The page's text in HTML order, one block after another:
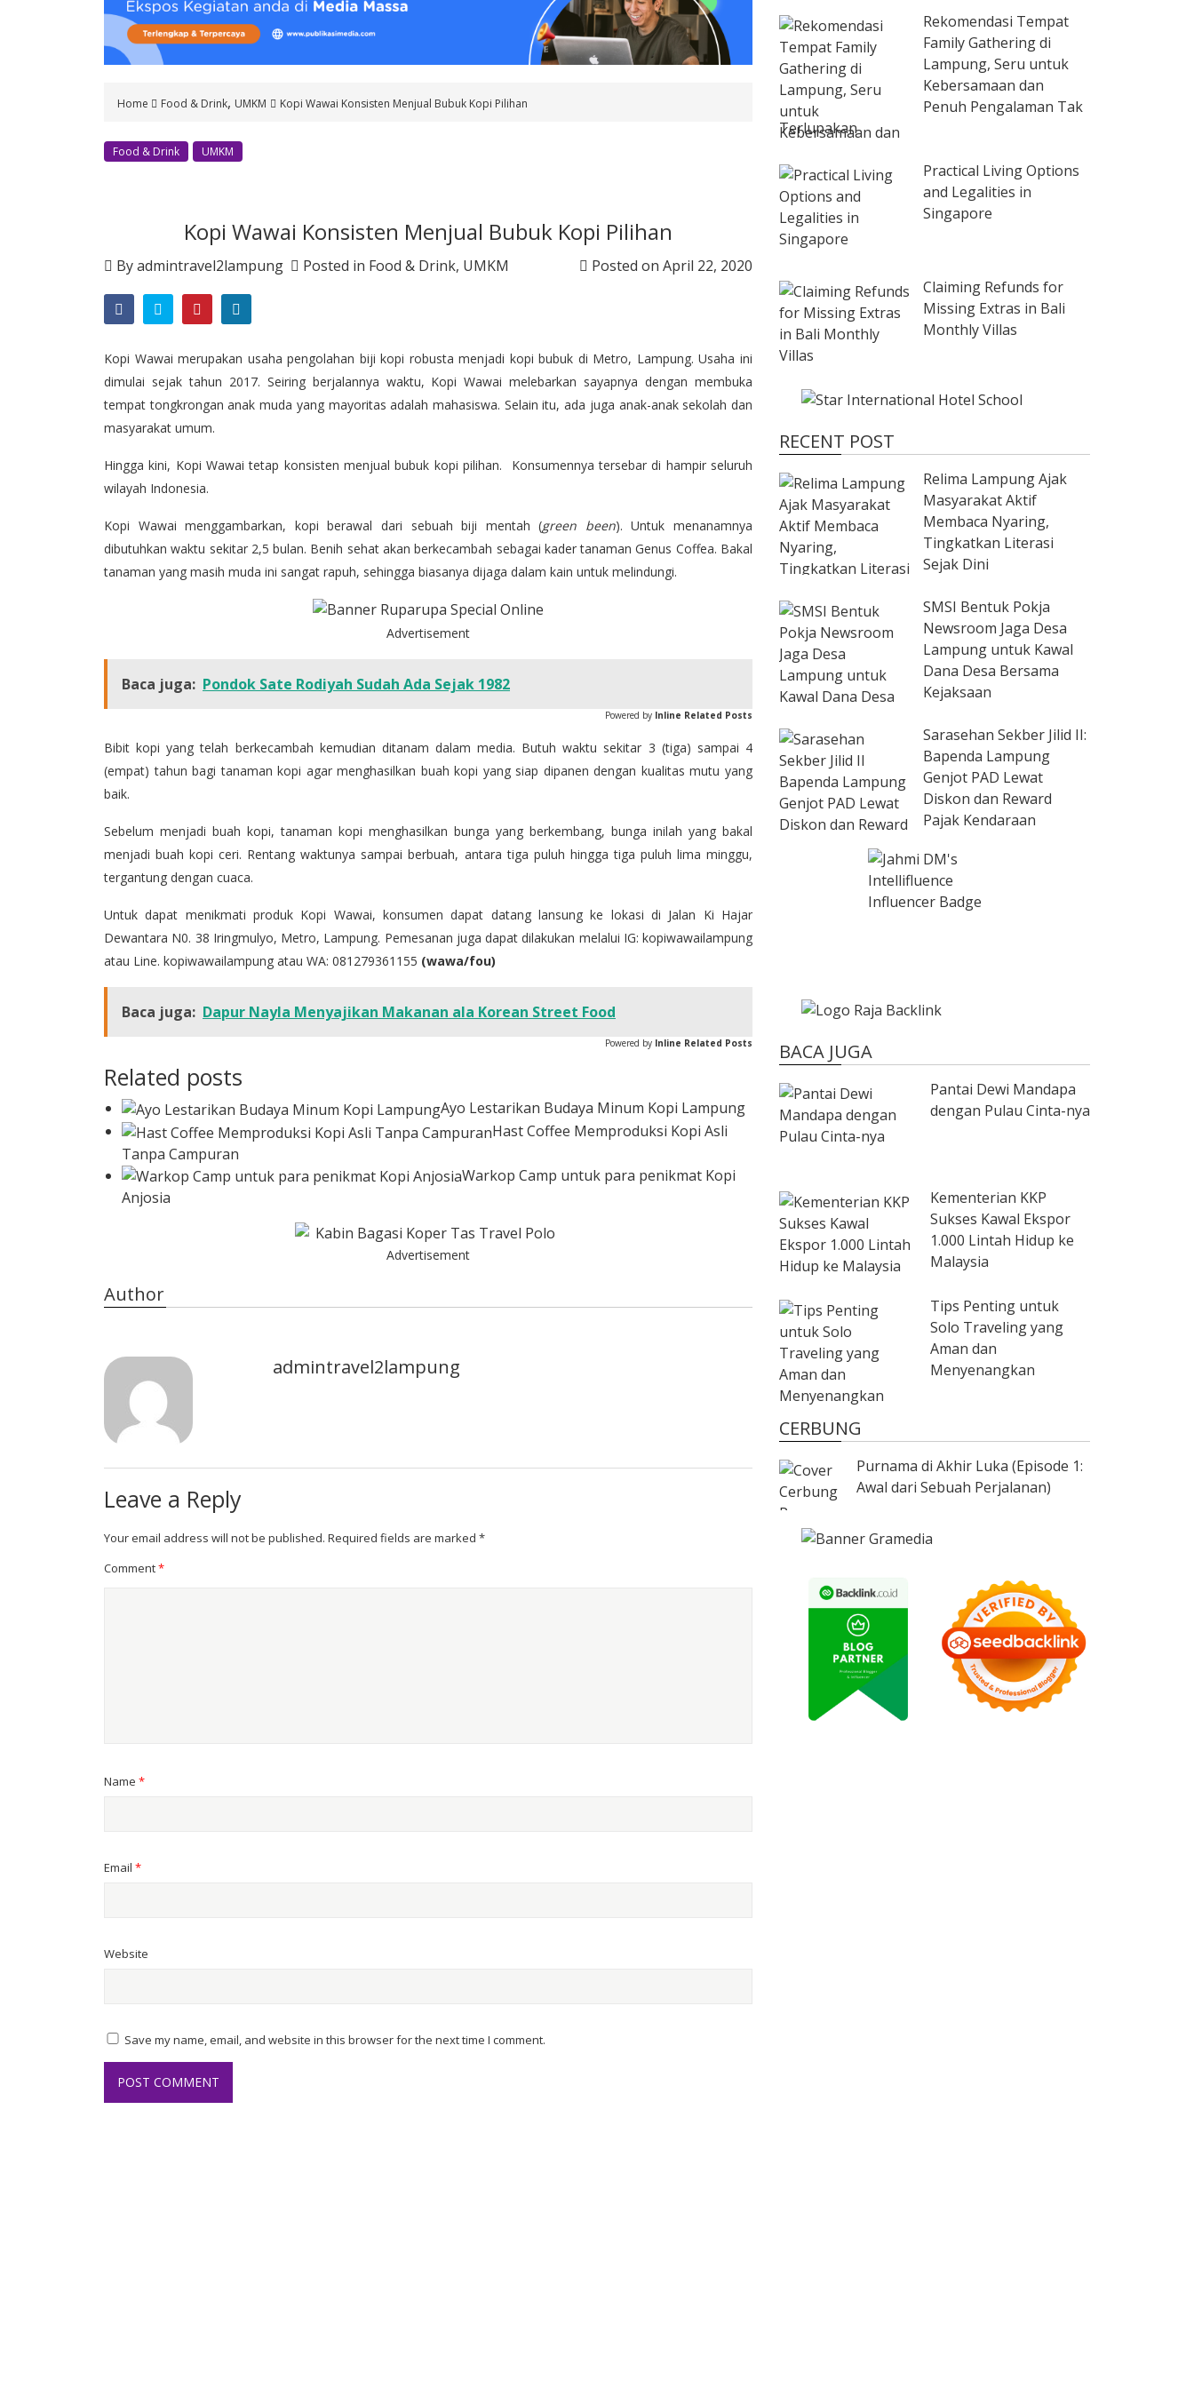
Home Food & Drink, UMKM Kopi Wawai Konsisten Menjual Bubuk Kopi Pilihan
Food & Drink UMKM
Kopi Wawai Konsisten Menjual Bubuk Kopi Pilihan
Byadmintravel2lampung Posted in Food & Drink, UMKM Posted on April 22, 2020
Kopi Wawai merupakan usaha pengolahan biji kopi robusta menjadi kopi bubuk di Metro, Lampung. Usaha ini
dimulai sejak tahun 2017. Seiring berjalannya waktu, Kopi Wawai melebarkan sayapnya dengan membuka
tempat tongkrongan anak muda yang mayoritas adalah mahasiswa. Selain itu, ada juga anak-anak sekolah dan
masyarakat umum.
Hingga kini, Kopi Wawai tetap konsisten menjual bubuk kopi pilihan. Konsumennya tersebar di hampir seluruh
wilayah Indonesia.
Kopi Wawai menggambarkan, kopi berawal dari sebuah biji mentah (green been). Untuk menanamnya
dibutuhkan waktu sekitar 2,5 bulan. Benih sehat akan berkecambah sebagai kader tanaman Genus Coffea. Bakal
tanaman yang masih muda ini sangat rapuh, sehingga biasanya dijaga dalam kain untuk melindungi.
Advertisement
Baca juga: Pondok Sate Rodiyah Sudah Ada Sejak 1982
Powered by Inline Related Posts
Bibit kopi yang telah berkecambah kemudian ditanam dalam media. Butuh waktu sekitar 3 (tiga) sampai 4
(empat) tahun bagi tanaman kopi agar menghasilkan buah kopi yang siap dipanen dengan kualitas mutu yang
baik.
Sebelum menjadi buah kopi, tanaman kopi menghasilkan bunga yang berkembang, bunga inilah yang bakal
menjadi buah kopi ceri. Rentang waktunya sampai berbuah, antara tiga puluh hingga tiga puluh lima minggu,
tergantung dengan cuaca.
Untuk dapat menikmati produk Kopi Wawai, konsumen dapat datang lansung ke lokasi di Jalan Ki Hajar
Dewantara N0. 38 Iringmulyo, Metro, Lampung. Pemesanan juga dapat dilakukan melalui IG: kopiwawailampung
atau Line. kopiwawailampung atau WA: 081279361155 (wawa/fou)
Baca juga: Dapur Nayla Menyajikan Makanan ala Korean Street Food
Powered by Inline Related Posts
Related posts
Ayo Lestarikan Budaya Minum Kopi Lampung
Hast Coffee Memproduksi Kopi Asli
Tanpa Campuran
Warkop Camp untuk para penikmat Kopi
Anjosia
Advertisement
Author
admintravel2lampung
Leave a Reply
Your email address will not be published. Required fields are marked *
Comment*
Name *
Email *
Website
Save my name, email, and website in this browser for the next time I comment.
Rekomendasi Tempat
Family Gathering di
Lampung, Seru untuk
Kebersamaan dan
Penuh Pengalaman Tak
Terlupakan
Practical Living Options
and Legalities in
Singapore
Claiming Refunds for
Missing Extras in Bali
Monthly Villas
RECENT POST
Relima Lampung Ajak
Masyarakat Aktif
Membaca Nyaring,
Tingkatkan Literasi
Sejak Dini
SMSI Bentuk Pokja
Newsroom Jaga Desa
Lampung untuk Kawal
Dana Desa Bersama
Kejaksaan
Sarasehan Sekber Jilid II:
Bapenda Lampung
Genjot PAD Lewat
Diskon dan Reward
Pajak Kendaraan
BACA JUGA
Pantai Dewi Mandapa
dengan Pulau Cinta-nya
Kementerian KKP
Sukses Kawal Ekspor
1.000 Lintah Hidup ke
Malaysia
Tips Penting untuk
Solo Traveling yang
Aman dan
Menyenangkan
CERBUNG
Purnama di Akhir Luka (Episode 1:
Awal dari Sebuah Perjalanan)